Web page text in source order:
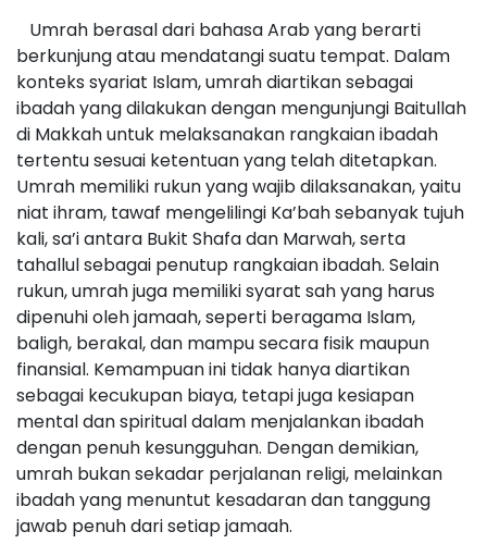
Umrah berasal dari bahasa Arab yang berarti
berkunjung atau mendatangi suatu tempat. Dalam
konteks syariat Islam, umrah diartikan sebagai
ibadah yang dilakukan dengan mengunjungi Baitullah
di Makkah untuk melaksanakan rangkaian ibadah
tertentu sesuai ketentuan yang telah ditetapkan.
Umrah memiliki rukun yang wajib dilaksanakan, yaitu
niat ihram, tawaf mengelilingi Ka’bah sebanyak tujuh
kali, sa’i antara Bukit Shafa dan Marwah, serta
tahallul sebagai penutup rangkaian ibadah. Selain
rukun, umrah juga memiliki syarat sah yang harus
dipenuhi oleh jamaah, seperti beragama Islam,
baligh, berakal, dan mampu secara fisik maupun
finansial. Kemampuan ini tidak hanya diartikan
sebagai kecukupan biaya, tetapi juga kesiapan
mental dan spiritual dalam menjalankan ibadah
dengan penuh kesungguhan. Dengan demikian,
umrah bukan sekadar perjalanan religi, melainkan
ibadah yang menuntut kesadaran dan tanggung
jawab penuh dari setiap jamaah.